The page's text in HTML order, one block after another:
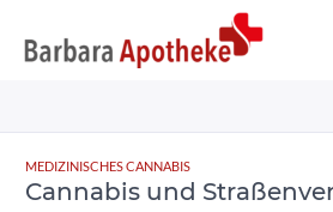
cannabis im
MEDIZINISCHES CANNABIS
Cannabis und